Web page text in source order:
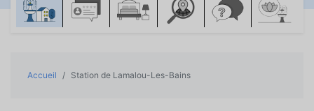
Accueil Station de Lamalou-Les-Bains